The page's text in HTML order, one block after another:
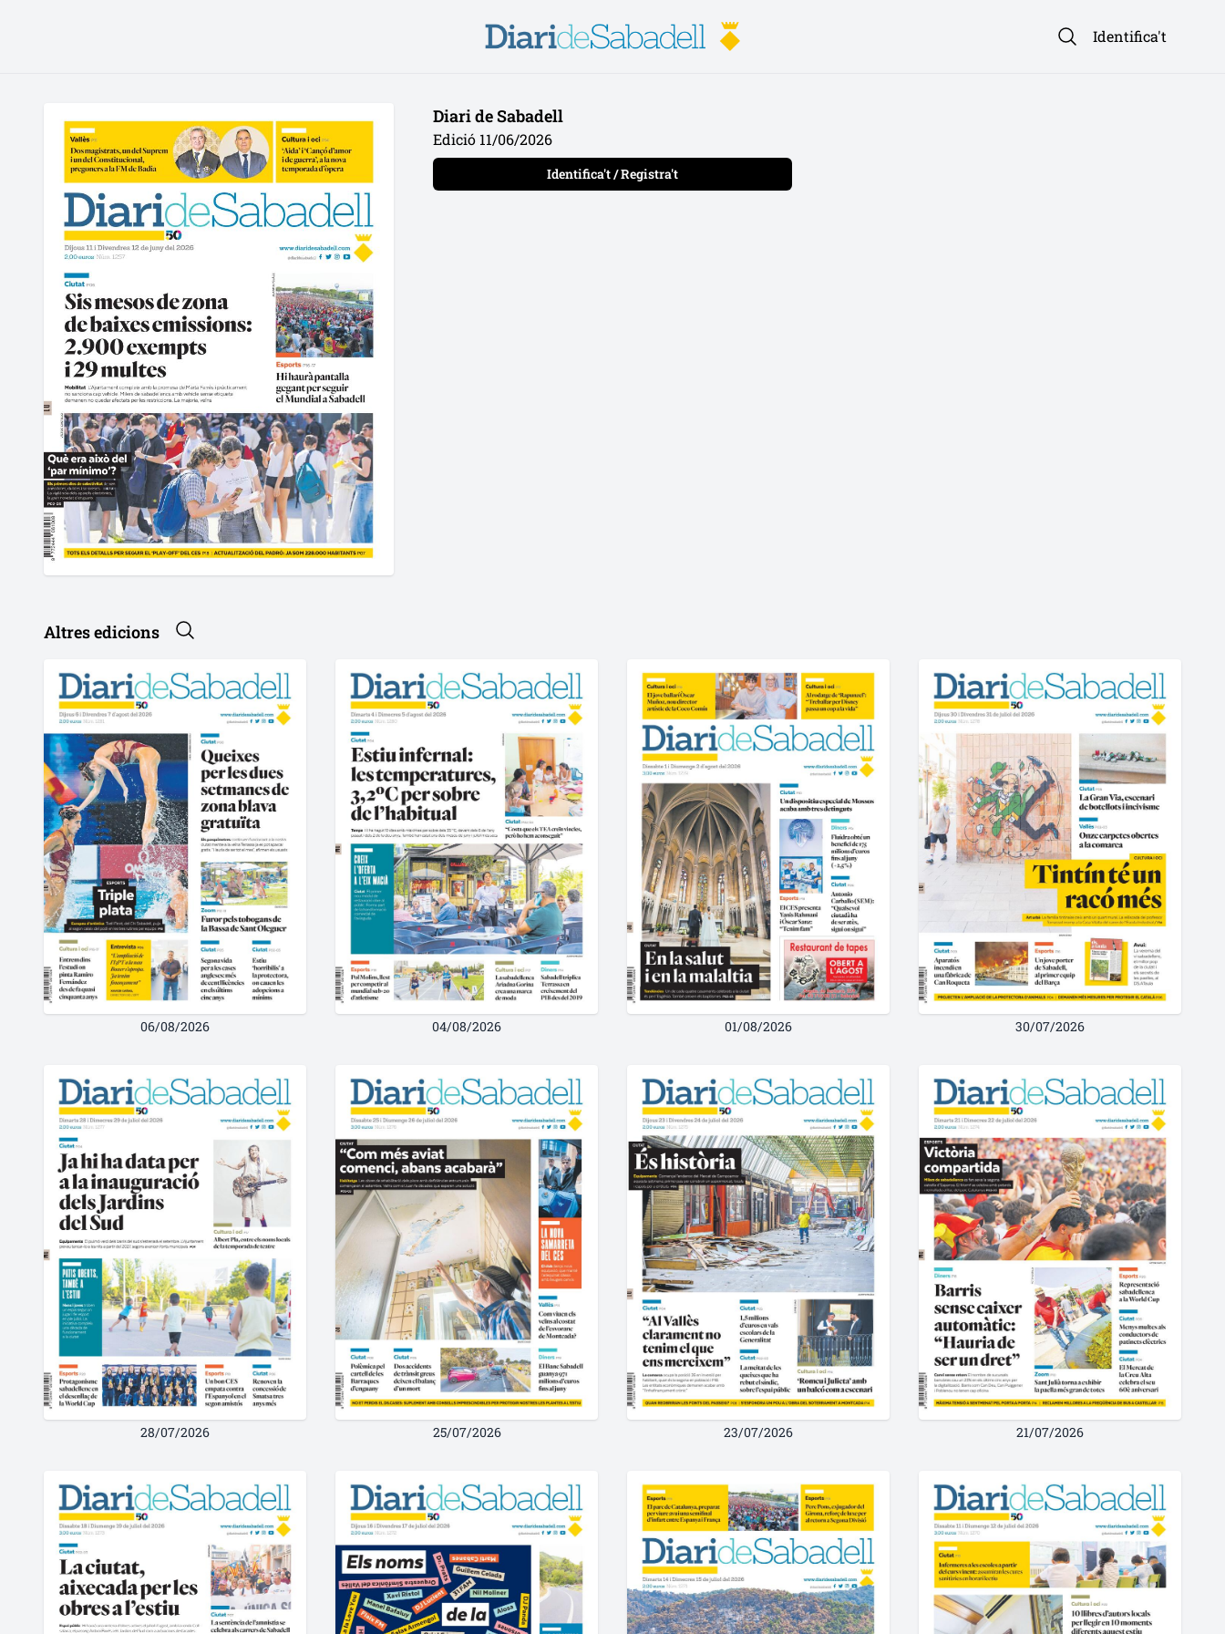
Identifica't
Diari de Sabadell
Edició 11/06/2026
Identifica't / Registra't
Altres edicions
06/08/2026 04/08/2026 01/08/2026 30/07/2026
28/07/2026 25/07/2026 23/07/2026 21/07/2026